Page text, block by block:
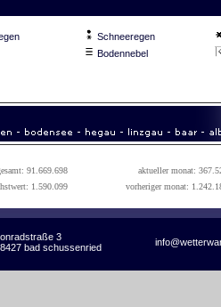
Schneeregen
Bodennebel
91.669.698
aktueller monat:
1.590.099
vorheriger monat:
3
bad schussenried